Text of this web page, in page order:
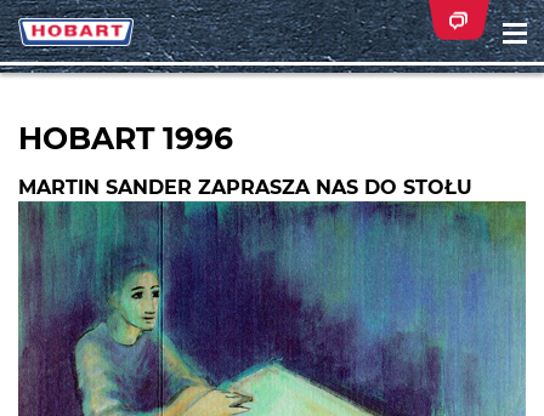
HOBART 1996
MARTIN SANDER ZAPRASZA NAS DO STOŁU